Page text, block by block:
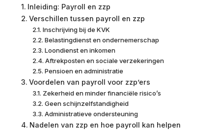
Inleiding: Payroll en zzp
Verschillen tussen payroll en zzp
Inschrijving bij de KVK
Belastingdienst en ondernemerschap
Loondienst en inkomen
Aftrekposten en sociale verzekeringen
Pensioen en administratie
Voordelen van payroll voor zzp’ers
Zekerheid en minder financiële risico’s
Geen schijnzelfstandigheid
Administratieve ondersteuning
Nadelen van zzp en hoe payroll kan helpen